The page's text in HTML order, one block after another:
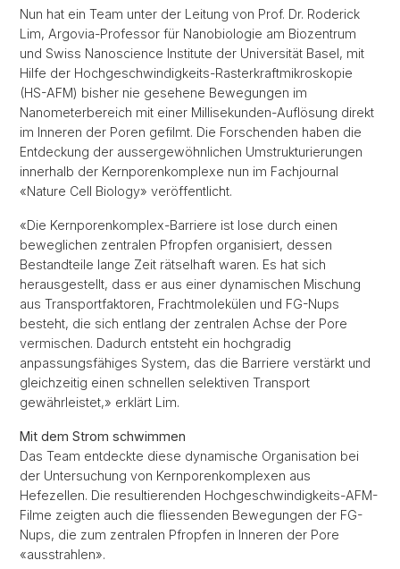
Nun hat ein Team unter der Leitung von Prof. Dr. Roderick
Lim, Argovia-Professor für Nanobiologie am Biozentrum
und Swiss Nanoscience Institute der Universität Basel, mit
Hilfe der Hochgeschwindigkeits-Rasterkraftmikroskopie
(HS-AFM) bisher nie gesehene Bewegungen im
Nanometerbereich mit einer Millisekunden-Auflösung direkt
im Inneren der Poren gefilmt. Die Forschenden haben die
Entdeckung der aussergewöhnlichen Umstrukturierungen
innerhalb der Kernporenkomplexe nun im Fachjournal
«Nature Cell Biology» veröffentlicht.
«Die Kernporenkomplex-Barriere ist lose durch einen
beweglichen zentralen Pfropfen organisiert, dessen
Bestandteile lange Zeit rätselhaft waren. Es hat sich
herausgestellt, dass er aus einer dynamischen Mischung
aus Transportfaktoren, Frachtmolekülen und FG-Nups
besteht, die sich entlang der zentralen Achse der Pore
vermischen. Dadurch entsteht ein hochgradig
anpassungsfähiges System, das die Barriere verstärkt und
gleichzeitig einen schnellen selektiven Transport
gewährleistet,» erklärt Lim.
Mit dem Strom schwimmen
Das Team entdeckte diese dynamische Organisation bei
der Untersuchung von Kernporenkomplexen aus
Hefezellen. Die resultierenden Hochgeschwindigkeits-AFM-
Filme zeigten auch die fliessenden Bewegungen der FG-
Nups, die zum zentralen Pfropfen in Inneren der Pore
«ausstrahlen».